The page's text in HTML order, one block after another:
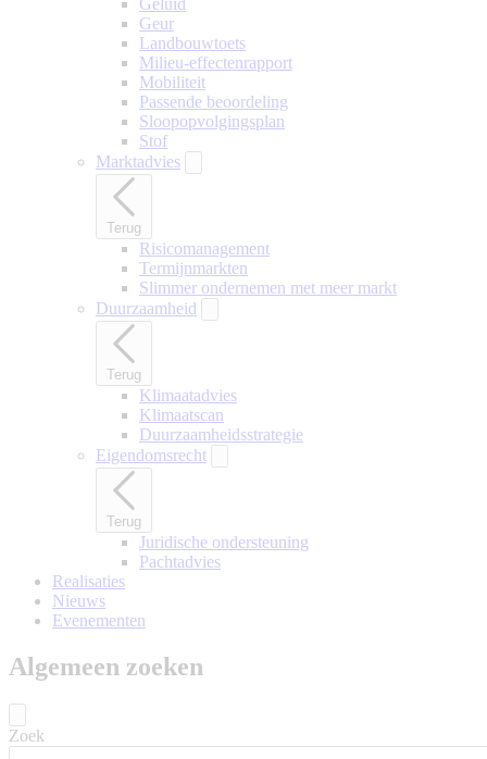
Geluid
Geur
Landbouwtoets
Milieu-effectenrapport
Mobiliteit
Passende beoordeling
Sloopopvolgingsplan
Stof
Marktadvies
Terug
Risicomanagement
Termijnmarkten
Slimmer ondernemen met meer markt
Duurzaamheid
Terug
Klimaatadvies
Klimaatscan
Duurzaamheidsstrategie
Eigendomsrecht
Terug
Juridische ondersteuning
Pachtadvies
Realisaties
Nieuws
Evenementen
Algemeen zoeken
Zoek